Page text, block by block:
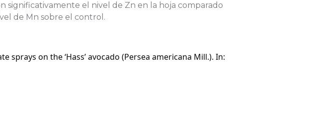
significativamente el nivel de Zn en la hoja comparado
de Mn sobre el control.
sprays on the ‘Hass’ avocado (Persea americana Mill.). In: